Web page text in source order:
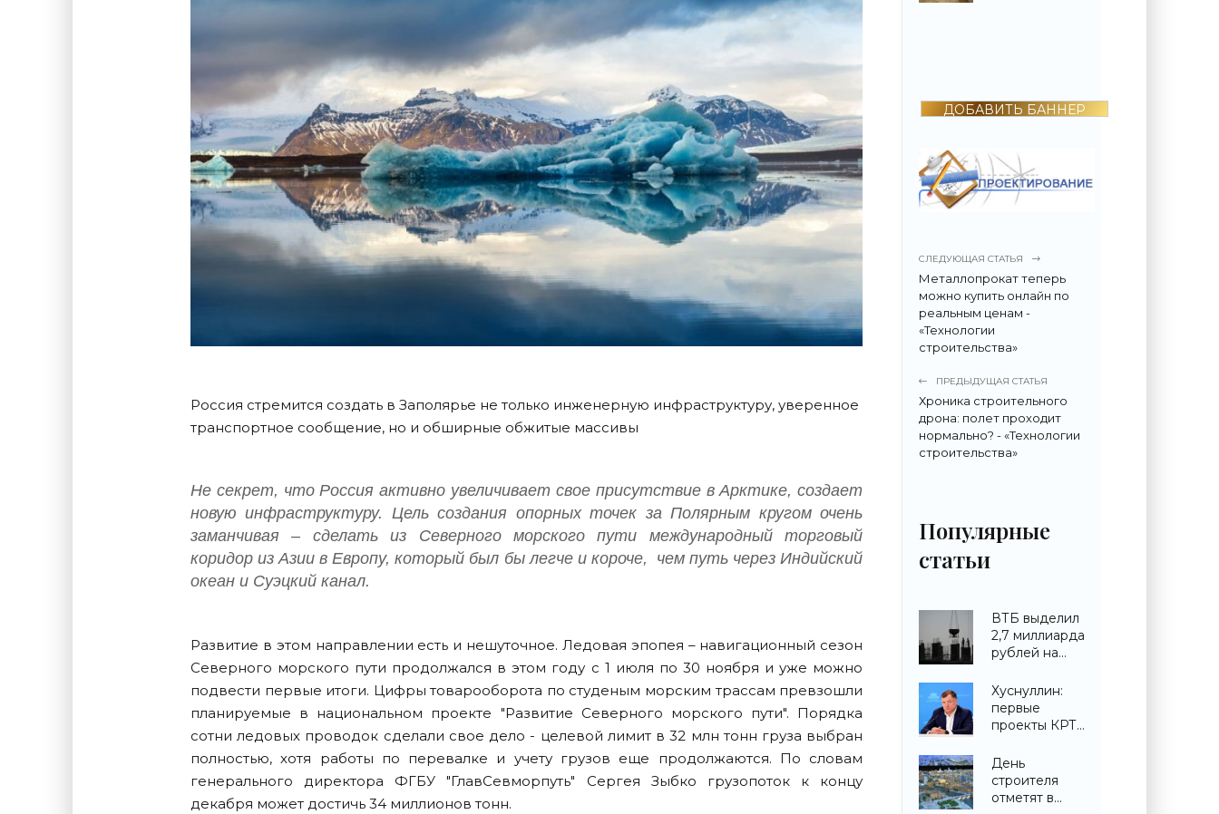
Россия стремится создать в Заполярье не только инженерную инфраструктуру, уверенное
транспортное сообщение, но и обширные обжитые массивы
Не секрет, что Россия активно увеличивает свое присутствие в Арктике, создает
новую инфраструктуру. Цель создания опорных точек за Полярным кругом очень
заманчивая – сделать из Северного морского пути международный торговый
коридор из Азии в Европу, который был бы легче и короче, чем путь через Индийский
океан и Суэцкий канал.
Развитие в этом направлении есть и нешуточное. Ледовая эпопея – навигационный сезон
Северного морского пути продолжался в этом году с 1 июля по 30 ноября и уже можно
подвести первые итоги. Цифры товарооборота по студеным морским трассам превзошли
планируемые в национальном проекте "Развитие Северного морского пути". Порядка
сотни ледовых проводок сделали свое дело - целевой лимит в 32 млн тонн груза выбран
полностью, хотя работы по перевалке и учету грузов еще продолжаются. По словам
генерального директора ФГБУ "ГлавСевморпуть" Сергея Зыбко грузопоток к концу
декабря может достичь 34 миллионов тонн.
ДОБАВИТЬ БАННЕР
СЛЕДУЮЩАЯ СТАТЬЯ
Металлопрокат теперь
можно купить онлайн по
реальным ценам -
«Технологии
строительства»
ПРЕДЫДУЩАЯ СТАТЬЯ
Хроника строительного
дрона: полет проходит
нормально? - «Технологии
строительства»
Популярные
статьи
ВТБ выделил
2,7 миллиарда
рублей на
ЖК в
Симферополе -
«Строительство»
Хуснуллин:
первые
проекты КРТ
городах ДНР -
«Строительство»
День
строителя
отметят в